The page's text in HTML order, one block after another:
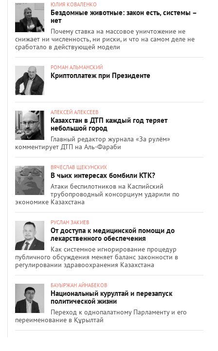
ЮЛИЯ КОВАЛЕНКО
Бездомные животные: закон есть, системы –
нет
Почему ставка на массовое уничтожение не
снижает ни численность, ни риски, и что на самом деле не
сработало в действующей модели
РОМАН АЛЬМАНСКИЙ
Криптоплатеж при Президенте
АЛЕКСЕЙ АЛЕКСЕЕВ
Казахстан в ДТП каждый год теряет
небольшой город
Главный редактор журнала «За рулём»
комментирует ДТП на Аль-Фараби
ВЯЧЕСЛАВ ЩЕКУНСКИХ
В чьих интересах бомбили КТК?
Атаки беспилотников на Каспийский
трубопроводный консорциум ударили по
экономике Казахстана
РУСЛАН ЗАКИЕВ
От доступа к медицинской помощи до
лекарственного обеспечения
Как системное игнорирование процедур
публичного обсуждения меняет баланс законности в
регулировании здравоохранения Казахстана
БАУЫРЖАН АЙНАБЕКОВ
Национальный курултай и перезапуск
политической жизни
Переход к однопалатному Парламенту и его
переименование в Құрылтай